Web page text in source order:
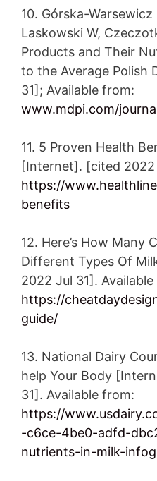
10. Górska-Warsewicz
Laskowski W,
Products and Their
to the Average Polish
31]; Available from:
www.mdpi.com/
11. 5 Proven Health
[Internet]. [cited 2022
https://
benefits
12. Here’s How Many
Different Types Of
2022 Jul 31].
https://
guide/
13. National Dairy
help Your Body
31]. Available from:
https://
-c6ce-4be0-adfd-
nutrients-in-milk-